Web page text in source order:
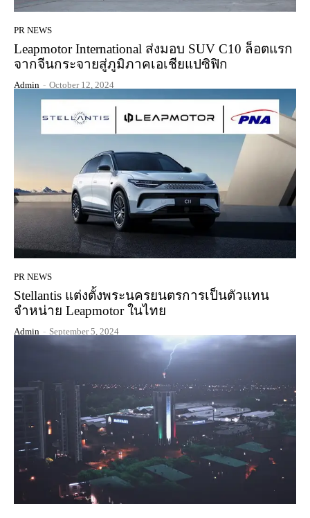
PR NEWS
Leapmotor International ส่งมอบ SUV C10 ล็อตแรก
จากจีนกระจายสู่ภูมิภาคเอเชียแปซิฟิก
Admin - October 12, 2024
PR NEWS
Stellantis แต่งตั้งพระนครยนตรการเป็นตัวแทน
จำหน่าย Leapmotor ในไทย
Admin - September 5, 2024